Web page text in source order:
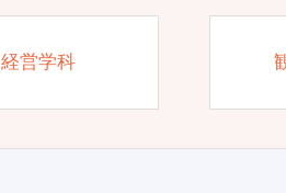
経営学科